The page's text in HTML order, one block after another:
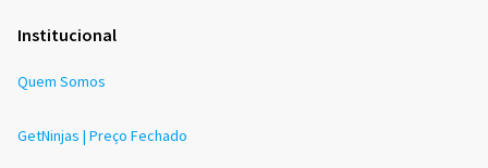
Institucional
Quem Somos
GetNinjas | Preço Fechado